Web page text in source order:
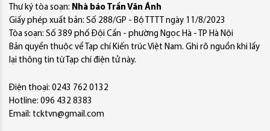
Thư ký tòa soạn: Nhà báo Trần Văn Ánh
Giấy phép xuất bản: Số 288/GP - Bộ TTTT ngày 11/8/2023
Tòa soạn: Số 389 phố Đội Cấn - phường Ngọc Hà - TP Hà Nội
Bản quyền thuộc về Tạp chí Kiến trúc Việt Nam. Ghi rõ nguồn khi lấy
lại thông tin từ Tạp chí điện tử này.
Điện thoại: 0243 762 0132
Hotline: 096 432 8383
Email: tcktvn@gmail.com